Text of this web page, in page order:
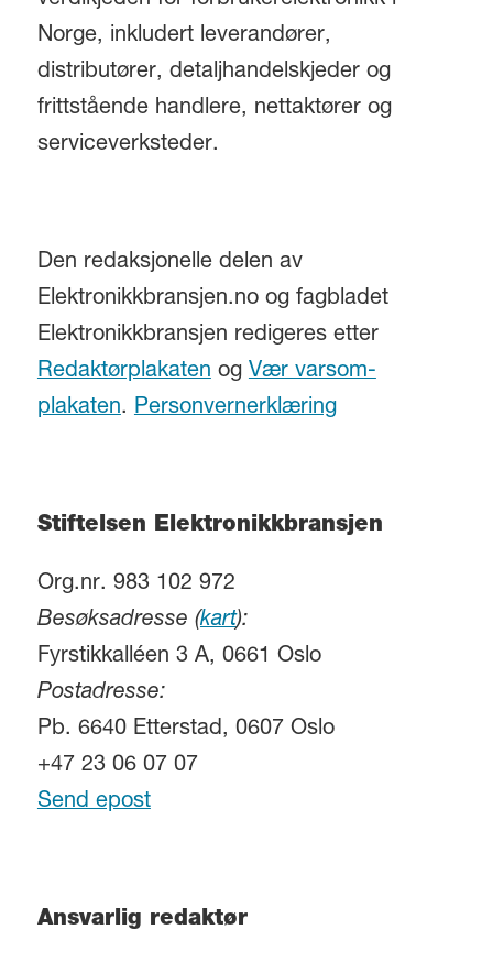
Norge, inkludert leverandører,
distributører, detaljhandelskjeder og
frittstående handlere, nettaktører og
serviceverksteder.
Den redaksjonelle delen av
Elektronikkbransjen.no og fagbladet
Elektronikkbransjen redigeres etter
Redaktørplakatenog Vær varsom-
plakaten. Personvernerklæring
Stiftelsen Elektronikkbransjen
Org.nr. 983 102 972
Besøksadresse (kart):
Fyrstikkalléen 3 A, 0661 Oslo
Postadresse:
Pb. 6640 Etterstad, 0607 Oslo
+47 23 06 07 07
Send epost
Ansvarlig redaktør